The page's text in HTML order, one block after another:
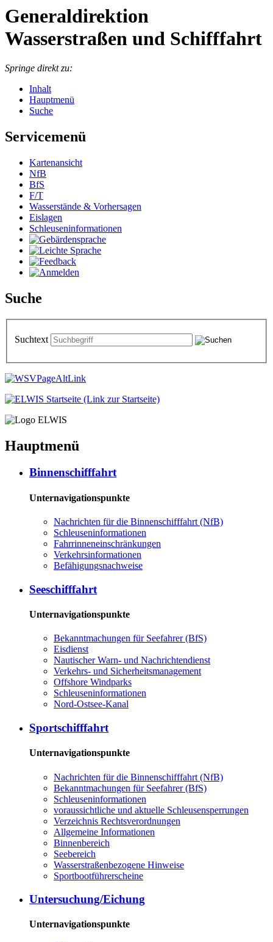
Generaldirektion
Wasserstraßen und Schifffahrt
Springe direkt zu:
Inhalt
Hauptmenü
Suche
Servicemenü
Kar­ten­an­sicht
NfB
BfS
F/T
Was­ser­stän­de & Vor­her­sa­gen
Eis­la­gen
Schleu­sen­in­for­ma­tio­nen
Suche
Suchtext
Hauptmenü
Bin­nen­schiff­fahrt
Unternavigationspunkte
Nach­rich­ten für die Bin­nen­schiff­fahrt (NfB)
Schleu­sen­in­for­ma­tio­nen
Fahr­rin­nen­ein­schrän­kun­gen
Ver­kehrs­in­for­ma­tio­nen
Be­fä­hi­gungs­nach­wei­se
See­schiff­fahrt
Unternavigationspunkte
Be­kannt­ma­chun­gen für See­fah­rer (BfS)
Eis­dienst
Nau­ti­scher Warn-​ und Nach­rich­ten­dienst
Ver­kehrs-​ und Si­cher­heits­ma­na­ge­ment
Offs­ho­re Wind­parks
Schleu­sen­in­for­ma­tio­nen
Nord-​Ost­see-​Ka­nal
Sport­schiff­fahrt
Unternavigationspunkte
Nach­rich­ten für die Bin­nen­schiff­fahrt (NfB)
Be­kannt­ma­chun­gen für See­fah­rer (BfS)
Schleu­sen­in­for­ma­tio­nen
voraussichtliche und aktuelle Schleusensperrungen
Ver­zeich­nis Rechts­ver­ord­nun­gen
All­ge­mei­ne In­for­ma­tio­nen
Bin­nen­be­reich
See­be­reich
Was­ser­stra­ßen­be­zo­ge­ne Hin­wei­se
Sport­boot­füh­rer­schei­ne
Un­ter­su­chung/Ei­chung
Unternavigationspunkte